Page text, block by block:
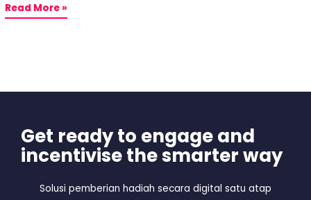
Read More »
Get ready to engage and
incentivise the smarter way
Solusi pemberian hadiah secara digital satu atap